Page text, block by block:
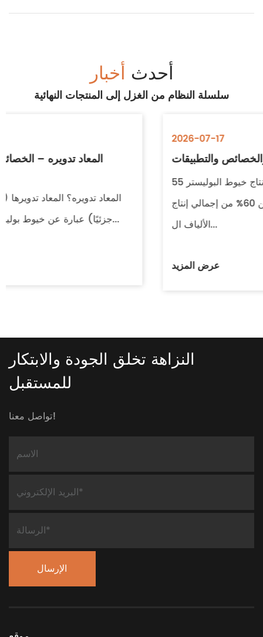
أحدث أخبار
سلسلة النظام من الغزل إلى المنتجات النهائية
خيوط البوليستر: دليل الأنواع والخصائص والتطبيقات
مليون طن متري سنويًا، أي أكثر من 60% من إجمالي إنتاج
الألياف ال...
النزاهة تخلق الجودة والابتكار
للمستقبل
تواصل معنا!